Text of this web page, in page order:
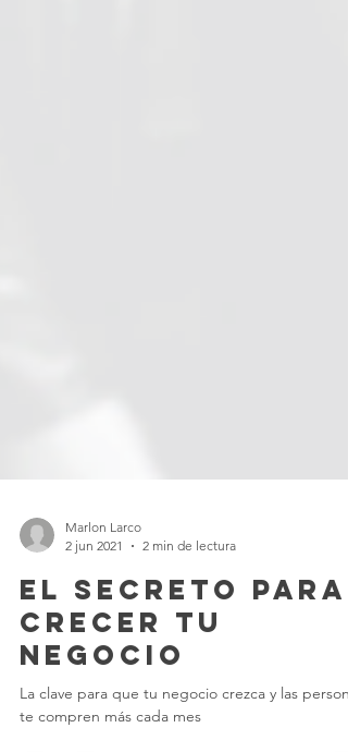
2 jun 2021
2 min de lectura
El secreto para
crecer tu
negocio